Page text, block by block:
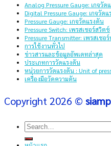
Analog Pressure Gauge: เกจวั
Digital Pressure Gauge: เกจวัด
Pressure Gauge: เกจวัดแรงดัน
Pressure Switch: เพรสเชอร์สวิตช์
Pressure Transmitter: เพรสเชอ
การใช้งานทั่วไป
ข่าวสารและข้อมูลอัพเดทล่าสุด
ประเภทการวัดแรงดัน
หน่วยการวัดแรงดัน : Unit of
เครื่องมือวัดความดัน
Copyright 2026 ©
Search
for: